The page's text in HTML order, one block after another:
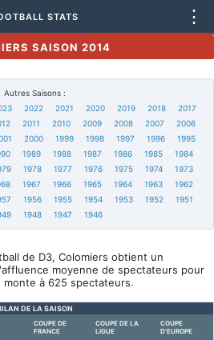
STATS ⋮
SAISON 2014
Autres Saisons :
2022 2021 2020 2019 2018
2017
2011 2010 2009 2008 2007
2006
2000 1999 1998 1997 1996
1995
1989 1988 1987 1986 1985
1984
1978 1977 1976 1975 1974
1973
1967 1966 1965 1964 1963
1962
1956 1955 1954 1953 1952
1951
1948 1947 1946
de D3, Colomiers obtient un
moyenne de spectateurs pour
à 625 spectateurs.
DE LA SAISON
COUPE DE
FRANCE
COUPE DE LA
LIGUE
COUPE
D'EUROPE